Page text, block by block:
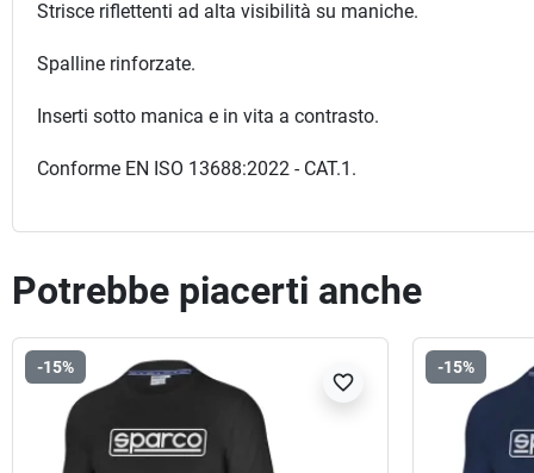
Strisce riflettenti ad alta visibilità su maniche.
Spalline rinforzate.
Inserti sotto manica e in vita a contrasto.
Conforme EN ISO 13688:2022 - CAT.1.
Potrebbe piacerti anche
-15%
favorite_border
-15%